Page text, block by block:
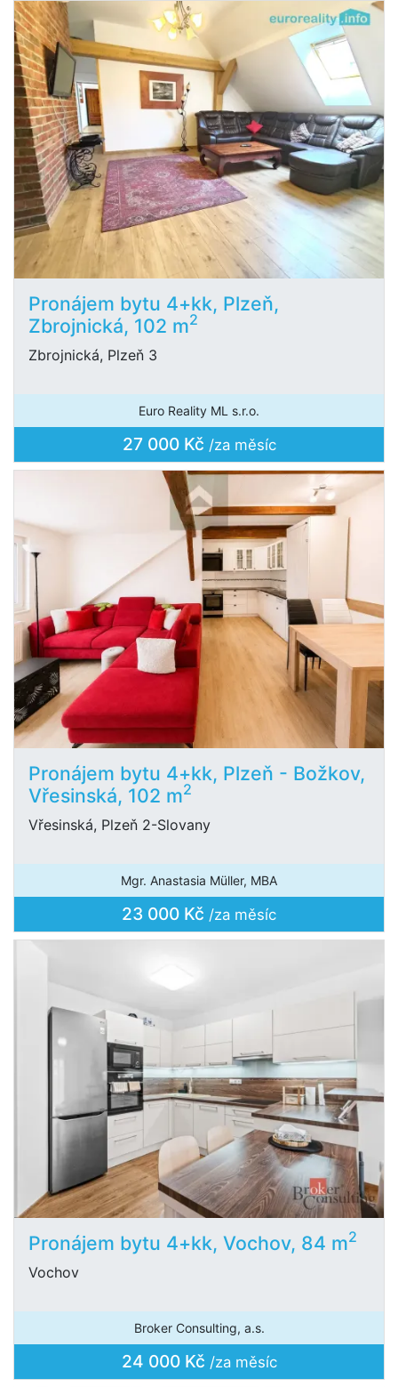
Pronájem bytu 4+kk, Plzeň,
Zbrojnická, 102 m2
Zbrojnická, Plzeň 3
Euro Reality ML s.r.o.
27 000 Kč /za měsíc
Pronájem bytu 4+kk, Plzeň - Božkov,
Vřesinská, 102 m2
Vřesinská, Plzeň 2-Slovany
Mgr. Anastasia Müller, MBA
23 000 Kč /za měsíc
Pronájem bytu 4+kk, Vochov, 84 m2
Vochov
Broker Consulting, a.s.
24 000 Kč /za měsíc